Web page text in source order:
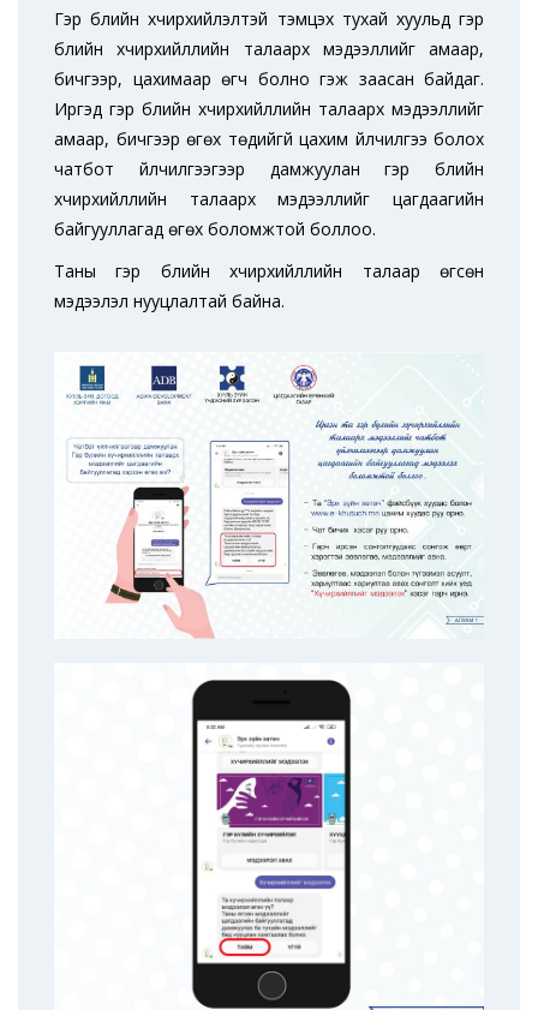
Гэр бүлийн хүчирхийлэлтэй тэмцэх тухай хуульд гэр
бүлийн хүчирхийллийн талаарх мэдээллийг амаар,
бичгээр, цахимаар өгч болно гэж заасан байдаг.
Иргэд гэр бүлийн хүчирхийллийн талаарх мэдээллийг
амаар, бичгээр өгөх төдийгүй цахим үйлчилгээ болох
чатбот үйлчилгээгээр дамжуулан гэр бүлийн
хүчирхийллийн талаарх мэдээллийг цагдаагийн
байгууллагад өгөх боломжтой боллоо.
Таны гэр бүлийн хүчирхийллийн талаар өгсөн
мэдээлэл нууцлалтай байна.